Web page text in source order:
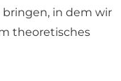
in dem wir
theoretisches